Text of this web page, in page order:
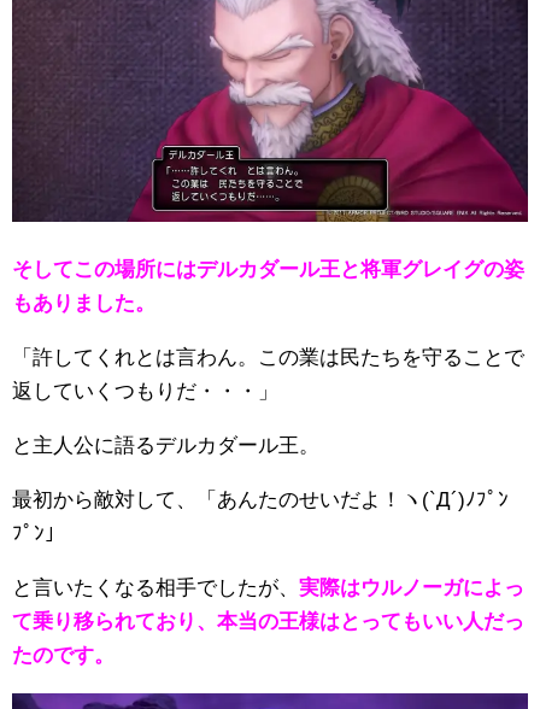
そしてこの場所にはデルカダール王と将軍グレイグの姿
もありました。
「許してくれとは言わん。この業は民たちを守ることで
返していくつもりだ・・・」
と主人公に語るデルカダール王。
最初から敵対して、「あんたのせいだよ！ヽ(`Д´)ﾉﾌﾟﾝ
ﾌﾟﾝ」
と言いたくなる相手でしたが、 実際はウルノーガによっ
て乗り移られており、本当の王様はとってもいい人だっ
たのです。